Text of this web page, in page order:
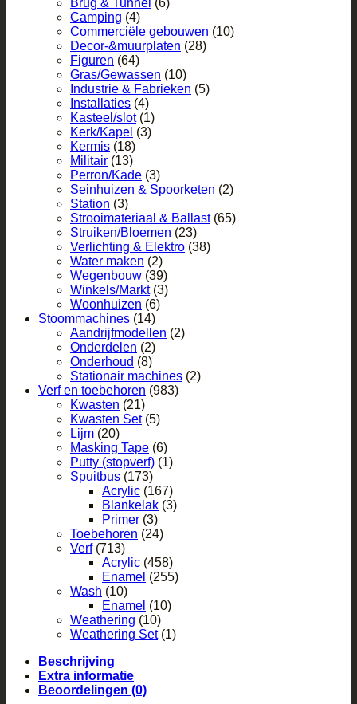
Camping (4)
Commerciële gebouwen (10)
Decor-&muurplaten (28)
Figuren (64)
Gras/Gewassen (10)
Industrie & Fabrieken (5)
Installaties (4)
Kasteel/slot (1)
Kerk/Kapel (3)
Kermis (18)
Militair (13)
Perron/Kade (3)
Seinhuizen & Spoorketen (2)
Station (3)
Strooimateriaal & Ballast (65)
Struiken/Bloemen (23)
Verlichting & Elektro (38)
Water maken (2)
Wegenbouw (39)
Winkels/Markt (3)
Woonhuizen (6)
Stoommachines (14)
Aandrijfmodellen (2)
Onderdelen (2)
Onderhoud (8)
Stationair machines (2)
Verf en toebehoren (983)
Kwasten (21)
Kwasten Set (5)
Lijm (20)
Masking Tape (6)
Putty (stopverf) (1)
Spuitbus (173)
Acrylic (167)
Blankelak (3)
Primer (3)
Toebehoren (24)
Verf (713)
Acrylic (458)
Enamel (255)
Wash (10)
Enamel (10)
Weathering (10)
Weathering Set (1)
Beschrijving
Extra informatie
Beoordelingen (0)